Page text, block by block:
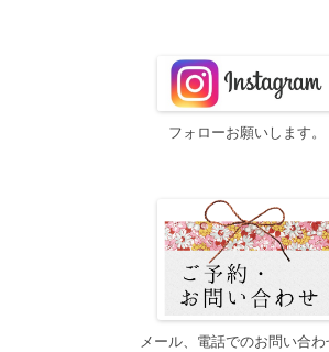
フォローお願いします。
メール、電話でのお問い合わ